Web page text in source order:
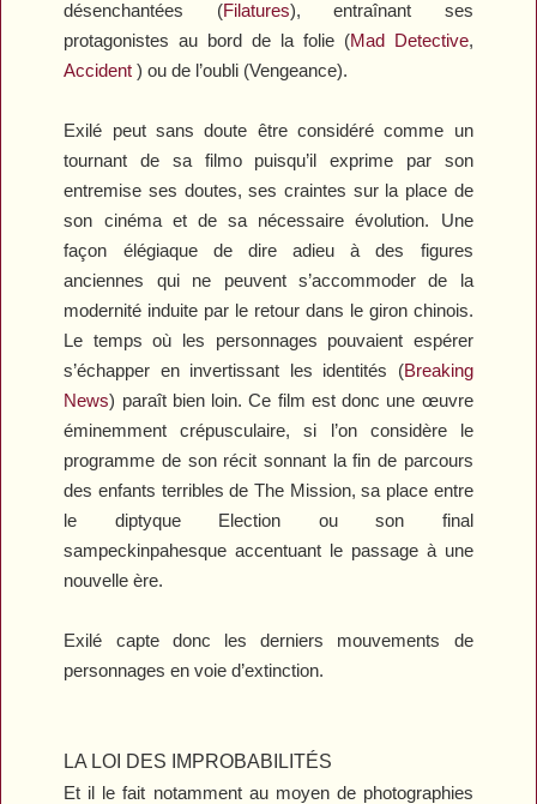
désenchantées (Filatures), entraînant ses
protagonistes au bord de la folie (Mad Detective,
Accident ) ou de l’oubli (Vengeance).
Exilé peut sans doute être considéré comme un
tournant de sa filmo puisqu’il exprime par son
entremise ses doutes, ses craintes sur la place de
son cinéma et de sa nécessaire évolution. Une
façon élégiaque de dire adieu à des figures
anciennes qui ne peuvent s’accommoder de la
modernité induite par le retour dans le giron chinois.
Le temps où les personnages pouvaient espérer
s’échapper en invertissant les identités (Breaking
News) paraît bien loin. Ce film est donc une œuvre
éminemment crépusculaire, si l’on considère le
programme de son récit sonnant la fin de parcours
des enfants terribles de The Mission, sa place entre
le diptyque Election ou son final
sampeckinpahesque accentuant le passage à une
nouvelle ère.
Exilé capte donc les derniers mouvements de
personnages en voie d’extinction.
LA LOI DES IMPROBABILITÉS
Et il le fait notamment au moyen de photographies